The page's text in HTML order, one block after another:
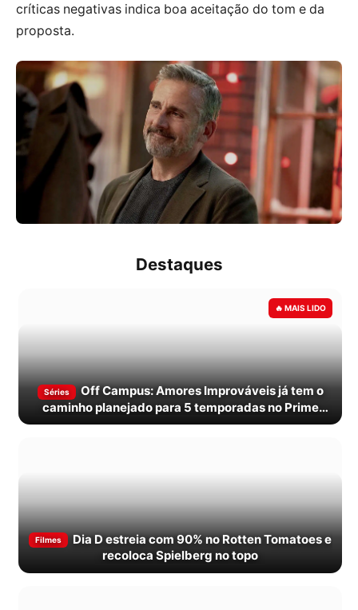
críticas negativas indica boa aceitação do tom e da
proposta.
Destaques
Séries
Off Campus: Amores Improváveis já tem o
caminho planejado para 5 temporadas no Prime
Video
Filmes
Dia D estreia com 90% no Rotten Tomatoes e
recoloca Spielberg no topo